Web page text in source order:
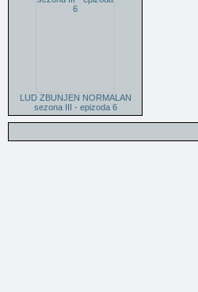
LUD ZBUNJEN NORMALAN
sezona III - epizoda 6